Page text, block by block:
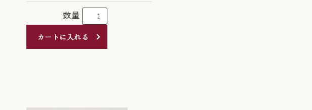
数量
カートに入れる